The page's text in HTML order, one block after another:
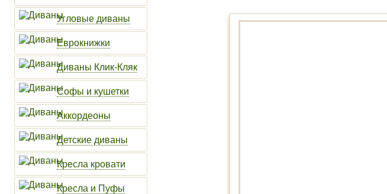
Угловые диваны
Еврокнижки
Диваны Клик-Кляк
Софы и кушетки
Аккордеоны
Детские диваны
Кресла кровати
Кресла и Пуфы